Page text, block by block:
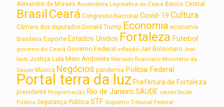
Alexandre de Moraes Assembleia Legislativa do Ceará Banco Central
BrasilCeará Congresso Nacional Covid-19 Cultura
Câmara dos deputados Donald Trump Economia economia
brasileira Esporte Estados Unidos Fortaleza Futebol
governo do Ceará Governo Federal inflação Jair Bolsonaro José
Sarto Justiça Lula Meio Ambiente Mercado financeiro Ministério da
Saúde Música Negócios pandemia Polícia Federal
Portal terra da luz Prefeitura de Fortaleza
presidente Programação Rio de Janeiro SAUDE saúde Saúde
Pública Segurança Pública STF Supremo Tribunal Federal